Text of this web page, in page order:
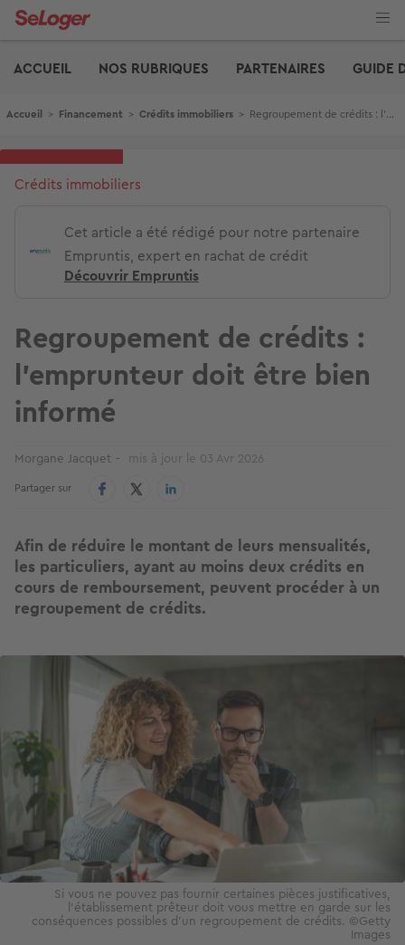
Aller
ACCUEIL
NOS RUBRIQUES PARTENAIRES GUIDE
Fil d'Ariane
Accueil > Financement > Crédits immobiliers > Regroupement de crédits : l'emprunteur doit être bien informé
Crédits immobiliers
Cet article a été rédigé pour notre partenaire
Empruntis, expert en rachat de crédit
Découvrir Empruntis
Regroupement de crédits :
l'emprunteur doit être bien
informé
Morgane Jacquet mis à jour le 03 Avr 2026
Partager sur
Afin de réduire le montant de leurs mensualités,
les particuliers, ayant au moins deux crédits en
cours de remboursement, peuvent procéder à un
regroupement de crédits.
Image
Si vous ne pouvez pas fournir certaines pièces justificatives,
l'établissement prêteur doit vous mettre en garde sur les
conséquences possibles d'un regroupement de crédits. ©Getty
Images